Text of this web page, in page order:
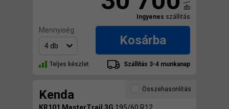
db
Ingyenes szállitás
Mennyiség:
Kosárba
Teljes készlet Szállítás 3-4 munkanap
Kenda
KR101 MasterTrail 3G 195/60 R12
Összehasonlítás